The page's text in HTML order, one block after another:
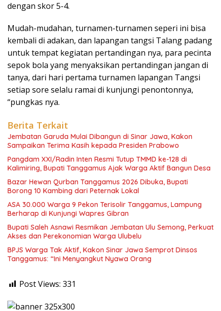
dengan skor 5-4.
Mudah-mudahan, turnamen-turnamen seperi ini bisa
kembali di adakan, dan lapangan tangsi Talang padang
untuk tempat kegiatan pertandingan nya, para pecinta
sepok bola yang menyaksikan pertandingan jangan di
tanya, dari hari pertama turnamen lapangan Tangsi
setiap sore selalu ramai di kunjungi penontonnya,
“pungkas nya.
Berita Terkait
Jembatan Garuda Mulai Dibangun di Sinar Jawa, Kakon
Sampaikan Terima Kasih kepada Presiden Prabowo
Pangdam XXI/Radin Inten Resmi Tutup TMMD ke-128 di
Kalimiring, Bupati Tanggamus Ajak Warga Aktif Bangun Desa
Bazar Hewan Qurban Tanggamus 2026 Dibuka, Bupati
Borong 10 Kambing dari Peternak Lokal
ASA 30.000 Warga 9 Pekon Terisolir Tanggamus, Lampung
Berharap di Kunjungi Wapres Gibran
Bupati Saleh Asnawi Resmikan Jembatan Ulu Semong, Perkuat
Akses dan Perekonomian Warga Ulubelu
BPJS Warga Tak Aktif, Kakon Sinar Jawa Semprot Dinsos
Tanggamus: “Ini Menyangkut Nyawa Orang
Post Views: 331